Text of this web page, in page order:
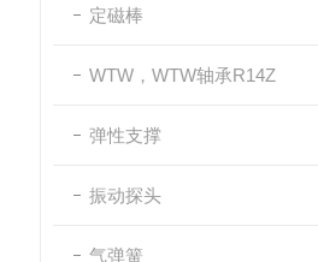
定磁棒
WTW，WTW轴承R14Z
弹性支撑
振动探头
气弹簧